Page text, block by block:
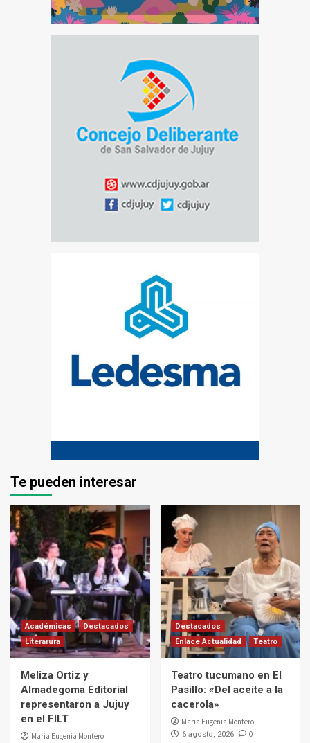
Te pueden interesar
Académicas
Destacados
Literarura
Meliza Ortiz y
Almadegoma Editorial
representaron a Jujuy
en el FILT
Maria Eugenia Montero
Destacados
Enlace Actualidad
Teatro
Teatro tucumano en El
Pasillo: «Del aceite a la
cacerola»
Maria Eugenia Montero
6 agosto, 2026 0